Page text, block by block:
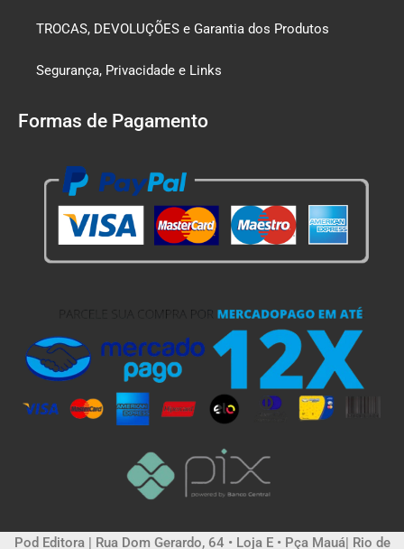
TROCAS, DEVOLUÇÕES e Garantia dos Produtos
Segurança, Privacidade e Links
Formas de Pagamento
Pod Editora | Rua Dom Gerardo, 64 • Loja E • Pça Mauá| Rio de